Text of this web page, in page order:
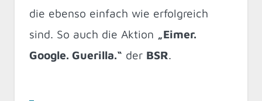
die ebenso einfach wie erfolgreich
sind. So auch die Aktion „Eimer.
Google. Guerilla.“ der BSR.